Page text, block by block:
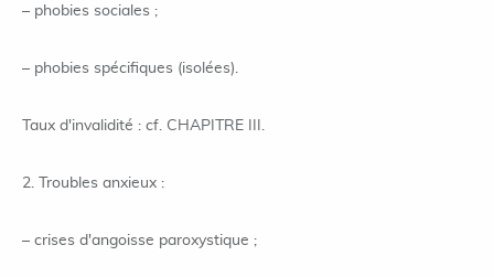
– phobies sociales ;
– phobies spécifiques (isolées).
Taux d'invalidité : cf. CHAPITRE III.
2. Troubles anxieux :
– crises d'angoisse paroxystique ;